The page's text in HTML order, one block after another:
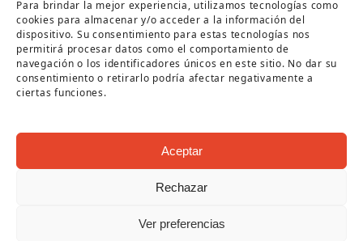
Para brindar la mejor experiencia, utilizamos tecnologías como
cookies para almacenar y/o acceder a la información del
dispositivo. Su consentimiento para estas tecnologías nos
permitirá procesar datos como el comportamiento de
navegación o los identificadores únicos en este sitio. No dar su
consentimiento o retirarlo podría afectar negativamente a
ciertas funciones.
Aceptar
Rechazar
Ver preferencias
Página cofinanciada por la Diputación de Córdoba
Copyright Oficina de Turismo - Ayuntamiento de